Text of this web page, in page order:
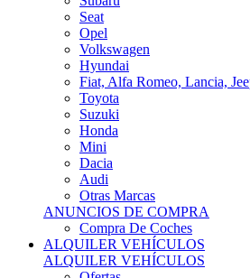
Opel
Volkswagen
Hyundai
Fiat, Alfa Romeo, Lancia, Jeep
Toyota
Suzuki
Honda
Mini
Dacia
Audi
Otras Marcas
ANUNCIOS DE COMPRA
Compra De Coches
ALQUILER VEHÍCULOS
ALQUILER VEHÍCULOS
Ofertas
Búsquedas